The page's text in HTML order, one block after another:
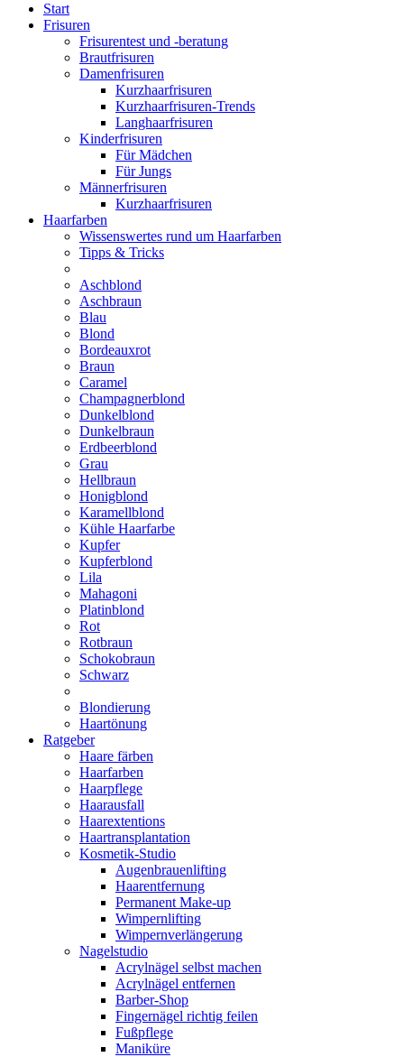
Start
Frisuren
Frisurentest und -beratung
Brautfrisuren
Damenfrisuren
Kurzhaarfrisuren
Kurzhaarfrisuren-Trends
Langhaarfrisuren
Kinderfrisuren
Für Mädchen
Für Jungs
Männerfrisuren
Kurzhaarfrisuren
Haarfarben
Wissenswertes rund um Haarfarben
Tipps & Tricks
Aschblond
Aschbraun
Blau
Blond
Bordeauxrot
Braun
Caramel
Champagnerblond
Dunkelblond
Dunkelbraun
Erdbeerblond
Grau
Hellbraun
Honigblond
Karamellblond
Kühle Haarfarbe
Kupfer
Kupferblond
Lila
Mahagoni
Platinblond
Rot
Rotbraun
Schokobraun
Schwarz
Blondierung
Haartönung
Ratgeber
Haare färben
Haarfarben
Haarpflege
Haarausfall
Haarextentions
Haartransplantation
Kosmetik-Studio
Augenbrauenlifting
Haarentfernung
Permanent Make-up
Wimpernlifting
Wimpernverlängerung
Nagelstudio
Acrylnägel selbst machen
Acrylnägel entfernen
Barber-Shop
Fingernägel richtig feilen
Fußpflege
Maniküre